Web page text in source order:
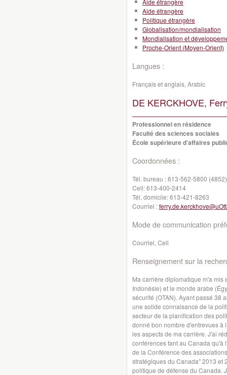
Aide étrangère
Aide étrangère
Politique étrangère
Globalisation/mondialisation
Mondialisation et
Proche-Orient (Moyen-Orient)
Langues :
Français et anglais, Arabic
DE KERCKHOVE,
Professionnel en résidence
Faculté des sciences sociales
École supérieure d'affaires
Coordonnées :
Tél. bureau :613-562-5800 (4852)
Cell:613-400-2414
Tél. domicile:613-421-8263
Courriel :
Mode de communication
Courriel, Cell
Renseignement sur la
Ma carrière diplomatique m'a mis
Indonésie) et le monde arabe
sécurité (OTAN). Ayant passé 38
une solide connaisance de la
secteur de la planification des
donné bon nombre d'entrevues à
les aspects de ma carrière. J'ai
conférences tant au Canada qu'à
de la Conférence des
stratégiques du Canada" 2013 et
politique de défense du Canada.